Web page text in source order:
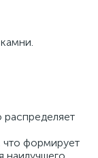
распределяет
формирует